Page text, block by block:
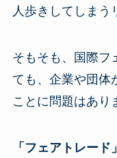
人歩きしてしまう
そもそも、国際フ
ても、企業や団体
ことに問題はあり
「フェアトレー